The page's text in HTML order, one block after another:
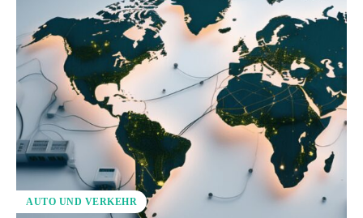
AUTO UND VERKEHR